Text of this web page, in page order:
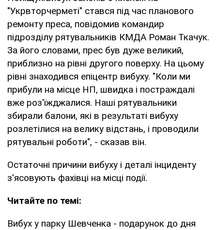
"Укрвторчерметі" стався під час планового
ремонту преса, повідомив командир
підрозділу рятувальників КМДА Роман Ткачук.
За його словами, прес був дуже великий,
приблизно на рівні другого поверху. На цьому
рівні знаходився епіцентр вибуху. "Коли ми
прибули на місце НП, швидка і постраждалі
вже роз'їжджалися. Наші рятувальники
збирали балони, які в результаті вибуху
розлетілися на велику відстань, і проводили
рятувальні роботи", - сказав він.
Остаточні причини вибуху і деталі інциденту
з'ясовують фахівці на місці події.
Читайте по темі:
Вибух у парку Шевченка - подарунок до дня